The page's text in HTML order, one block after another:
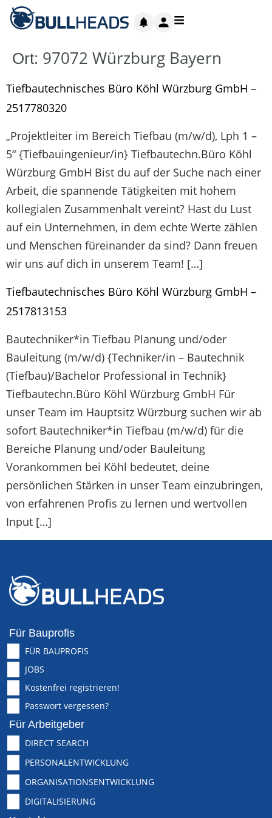
Ort: 97072 Würzburg Bayern
Tiefbautechnisches Büro Köhl Würzburg GmbH –
2517780320
„Projektleiter im Bereich Tiefbau (m/w/d), Lph 1 –
5“ {Tiefbauingenieur/in} Tiefbautechn.Büro Köhl
Würzburg GmbH Bist du auf der Suche nach einer
Arbeit, die spannende Tätigkeiten mit hohem
kollegialen Zusammenhalt vereint? Hast du Lust
auf ein Unternehmen, in dem echte Werte zählen
und Menschen füreinander da sind? Dann freuen
wir uns auf dich in unserem Team! […]
Tiefbautechnisches Büro Köhl Würzburg GmbH –
2517813153
Bautechniker*in Tiefbau Planung und/oder
Bauleitung (m/w/d) {Techniker/in – Bautechnik
(Tiefbau)/Bachelor Professional in Technik}
Tiefbautechn.Büro Köhl Würzburg GmbH Für
unser Team im Hauptsitz Würzburg suchen wir ab
sofort Bautechniker*in Tiefbau (m/w/d) für die
Bereiche Planung und/oder Bauleitung
Vorankommen bei Köhl bedeutet, deine
persönlichen Stärken in unser Team einzubringen,
von erfahrenen Profis zu lernen und wertvollen
Input […]
Für Bauprofis
FÜR BAUPROFIS
JOBS
Kostenfrei registrieren!
Passwort vergessen?
Für Arbeitgeber
DIRECT SEARCH
PERSONALENTWICKLUNG
ORGANISATIONSENTWICKLUNG
DIGITALISIERUNG